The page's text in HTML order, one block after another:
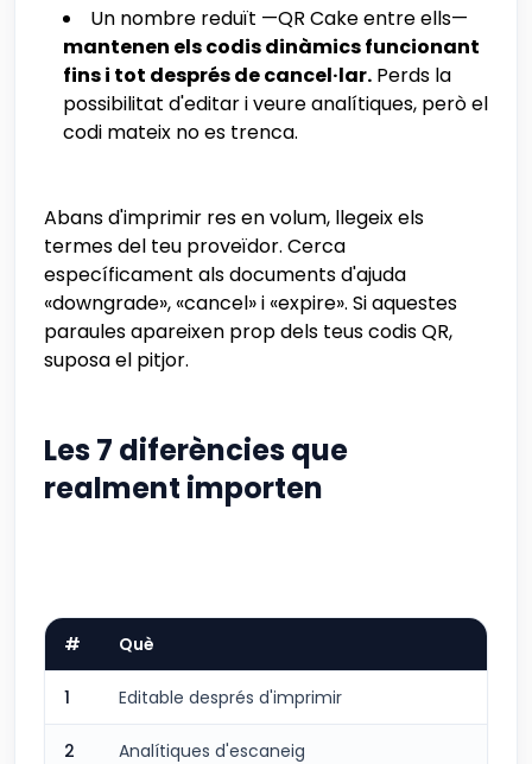
Un nombre reduït —QR Cake entre ells—
mantenen els codis dinàmics funcionant
fins i tot després de cancel·lar. Perds la
possibilitat d'editar i veure analítiques, però el
codi mateix no es trenca.
Abans d'imprimir res en volum, llegeix els
termes del teu proveïdor. Cerca
específicament als documents d'ajuda
«downgrade», «cancel» i «expire». Si aquestes
paraules apareixen prop dels teus codis QR,
suposa el pitjor.
Les 7 diferències que
realment importen
# Què
1 Editable després d'imprimir
2 Analítiques d'escaneig